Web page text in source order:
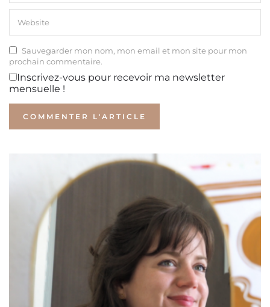
Sauvegarder mon nom, mon email et mon site pour mon
prochain commentaire.
Inscrivez-vous pour recevoir ma newsletter
mensuelle !